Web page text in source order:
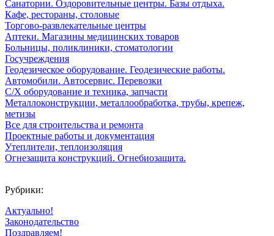
Санатории. Оздоровительные центры. Базы отдыха.
Кафе, рестораны, столовые
Торгово-развлекательные центры
Аптеки. Магазины медицинских товаров
Больницы, поликлиники, стоматологии
Госучреждения
Геодезическое оборудование. Геодезические работы.
Автомобили. Автосервис. Перевозки
С/Х оборудование и техника, запчасти
Металлоконструкции, металлообработка, трубы, крепеж,
метизы
Все для строительства и ремонта
Проектные работы и документация
Утеплители, теплоизоляция
Огнезащита конструкций. Огнебиозащита.
Рубрики:
Актуально!
Законодательство
Поздравляем!